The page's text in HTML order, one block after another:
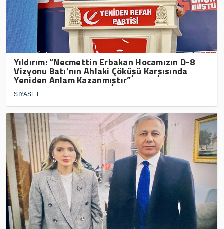
Yıldırım: “Necmettin Erbakan Hocamızın D-8
Vizyonu Batı’nın Ahlaki Çöküşü Karşısında
Yeniden Anlam Kazanmıştır”
SİYASET